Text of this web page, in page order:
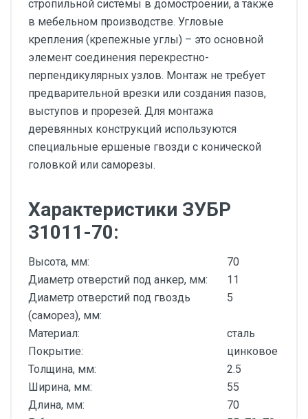
стропильной системы в домостроении, а также
в мебельном производстве. Угловые
крепления (крепежные углы) – это основной
элемент соединения перекрестно-
перпендикулярных узлов. Монтаж не требует
предварительной врезки или создания пазов,
выступов и прорезей. Для монтажа
деревянных конструкций используются
специальные ершеные гвозди с конической
головкой или саморезы.
Характеристики ЗУБР
31011-70:
Высота, мм:
70
Диаметр отверстий под анкер, мм:
11
Диаметр отверстий под гвоздь
(саморез), мм:
5
Материал:
сталь
Покрытие:
цинковое
Толщина, мм:
2.5
Ширина, мм:
55
Длина, мм:
70